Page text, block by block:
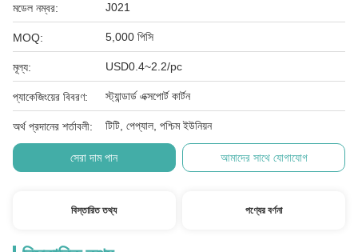
মডেল নম্বর: J021
MOQ: 5,000 পিসি
মূল্য: USD0.4~2.2/pc
প্যাকেজিংয়ের বিবরণ: স্ট্যান্ডার্ড এক্সপোর্ট কার্টন
অর্থ প্রদানের শর্তাবলী: টিটি, পেপ্যাল, পশ্চিম ইউনিয়ন
সেরা দাম পান আমাদের সাথে যোগাযোগ
বিস্তারিত তথ্য পণ্যের বর্ণনা